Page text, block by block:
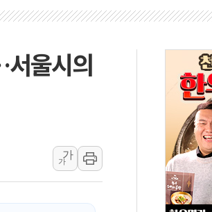
] 민주, 인천 경선 결과 발표...김민석 45.09%
번주 국내 주요 금융일정(8.10~8.14)
, 이란전 출구전략 만지작…공습 한계·탄약 부족
릉·동해·삼척 시간당 최대 50㎜ 폭우…강원 동해
기물 수거하다 참변…60대 환경미화원 수거차에
울 중랑구 주택가서 흉기 난동…60대 남성 2명 숨
대통령 "결혼 때문에 손해 보는 일 없게"…'결혼
오동도 인근 해상서 모터보트 전복…1명 사망
애, '위안부' 피해자 기림의 날 참석..."국제적
울시의
가
가